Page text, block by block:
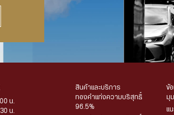
น.
น.
สินค้าและบริการ
ทองคำแท่งความบริสุทธิ์
96.5%
ข้
มุ
แ